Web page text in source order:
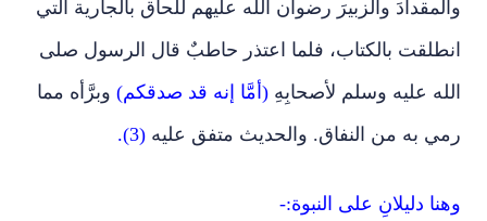
والمقدادَ والزبيرَ رضوان الله عليهم للحاق بالجارية التي
انطلقت بالكتاب، فلما اعتذر حاطبٌ قال الرسول صلى
الله عليه وسلم لأصحابِهِ (أمَّا إنه قد صدقكم) وبرَّأه مما
رمي به من النفاق. والحديث متفق عليه (3).
وهنا دليلانِ على النبوة:-